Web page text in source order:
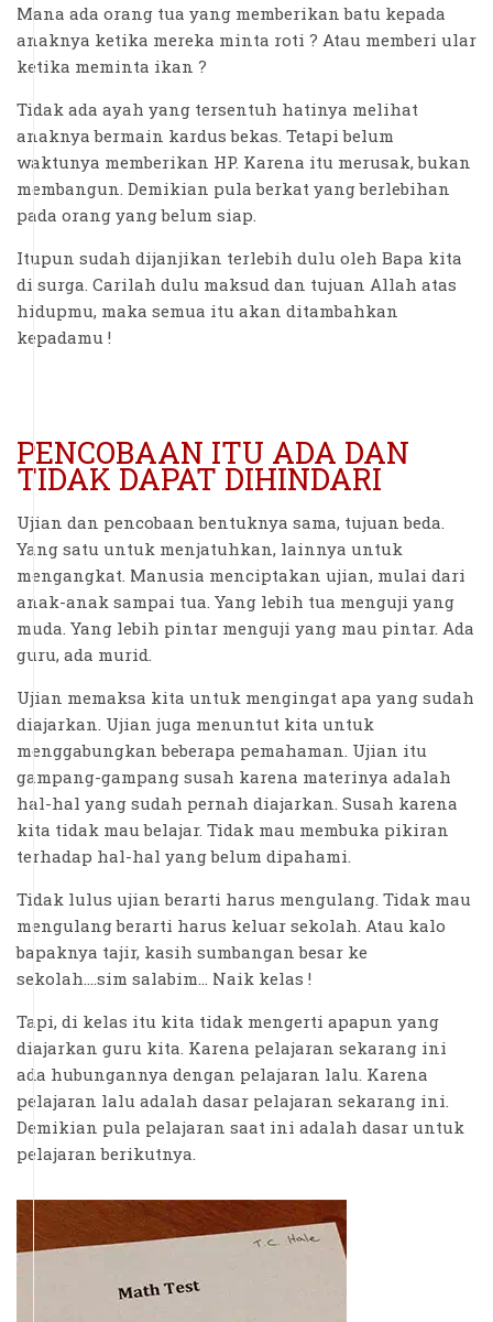
Mana ada orang tua yang memberikan batu kepada
anaknya ketika mereka minta roti ? Atau memberi ular
ketika meminta ikan ?
Tidak ada ayah yang tersentuh hatinya melihat
anaknya bermain kardus bekas. Tetapi belum
waktunya memberikan HP. Karena itu merusak, bukan
membangun. Demikian pula berkat yang berlebihan
pada orang yang belum siap.
Itupun sudah dijanjikan terlebih dulu oleh Bapa kita
di surga. Carilah dulu maksud dan tujuan Allah atas
hidupmu, maka semua itu akan ditambahkan
kepadamu !
PENCOBAAN ITU ADA DAN
TIDAK DAPAT DIHINDARI
Ujian dan pencobaan bentuknya sama, tujuan beda.
Yang satu untuk menjatuhkan, lainnya untuk
mengangkat. Manusia menciptakan ujian, mulai dari
anak-anak sampai tua. Yang lebih tua menguji yang
muda. Yang lebih pintar menguji yang mau pintar. Ada
guru, ada murid.
Ujian memaksa kita untuk mengingat apa yang sudah
diajarkan. Ujian juga menuntut kita untuk
menggabungkan beberapa pemahaman. Ujian itu
gampang-gampang susah karena materinya adalah
hal-hal yang sudah pernah diajarkan. Susah karena
kita tidak mau belajar. Tidak mau membuka pikiran
terhadap hal-hal yang belum dipahami.
Tidak lulus ujian berarti harus mengulang. Tidak mau
mengulang berarti harus keluar sekolah. Atau kalo
bapaknya tajir, kasih sumbangan besar ke
sekolah….sim salabim… Naik kelas !
Tapi, di kelas itu kita tidak mengerti apapun yang
diajarkan guru kita. Karena pelajaran sekarang ini
ada hubungannya dengan pelajaran lalu. Karena
pelajaran lalu adalah dasar pelajaran sekarang ini.
Demikian pula pelajaran saat ini adalah dasar untuk
pelajaran berikutnya.